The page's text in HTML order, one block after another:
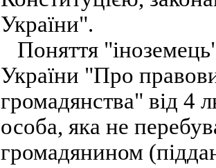
України".
Поняття
України "Про
громадянства" від 4
особа, яка не
громадянином